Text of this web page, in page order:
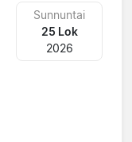
Sunnuntai
25 Lok
2026